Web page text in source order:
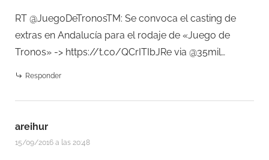
RT @JuegoDeTronosTM: Se convoca el casting de
extras en Andalucía para el rodaje de «Juego de
Tronos» -> https://t.co/QCrITIbJRe via @35mil…
Responder
areihur
15/09/2016 a las 20:48